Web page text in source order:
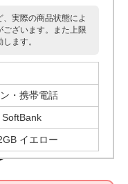
実際の商品状態によ
ございます。また上限
ます。
・携帯電話
イエロー